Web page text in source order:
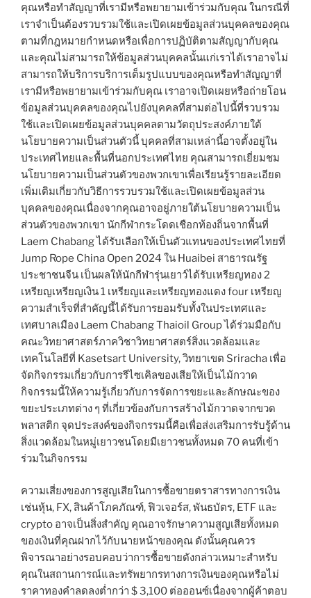
คุณหรือทำสัญญาที่เรามีหรือพยายามเข้าร่วมกับคุณ ในกรณีที่
เราจำเป็นต้องรวบรวมใช้และเปิดเผยข้อมูลส่วนบุคคลของคุณ
ตามที่กฎหมายกำหนดหรือเพื่อการปฏิบัติตามสัญญากับคุณ
และคุณไม่สามารถให้ข้อมูลส่วนบุคคลนั้นแก่เราได้เราอาจไม่
สามารถให้บริการบริการเต็มรูปแบบของคุณหรือทำสัญญาที่
เรามีหรือพยายามเข้าร่วมกับคุณ เราอาจเปิดเผยหรือถ่ายโอน
ข้อมูลส่วนบุคคลของคุณไปยังบุคคลที่สามต่อไปนี้ที่รวบรวม
ใช้และเปิดเผยข้อมูลส่วนบุคคลตามวัตถุประสงค์ภายใต้
นโยบายความเป็นส่วนตัวนี้ บุคคลที่สามเหล่านี้อาจตั้งอยู่ใน
ประเทศไทยและพื้นที่นอกประเทศไทย คุณสามารถเยี่ยมชม
นโยบายความเป็นส่วนตัวของพวกเขาเพื่อเรียนรู้รายละเอียด
เพิ่มเติมเกี่ยวกับวิธีการรวบรวมใช้และเปิดเผยข้อมูลส่วน
บุคคลของคุณเนื่องจากคุณอาจอยู่ภายใต้นโยบายความเป็น
ส่วนตัวของพวกเขา นักกีฬากระโดดเชือกท้องถิ่นจากพื้นที่
Laem Chabang ได้รับเลือกให้เป็นตัวแทนของประเทศไทยที่
Jump Rope China Open 2024 ใน Huaibei สาธารณรัฐ
ประชาชนจีน เป็นผลให้นักกีฬารุ่นเยาว์ได้รับเหรียญทอง 2
เหรียญเหรียญเงิน 1 เหรียญและเหรียญทองแดง four เหรียญ
ความสำเร็จที่สำคัญนี้ได้รับการยอมรับทั้งในประเทศและ
เทศบาลเมือง Laem Chabang Thaioil Group ได้ร่วมมือกับ
คณะวิทยาศาสตร์ภาควิชาวิทยาศาสตร์สิ่งแวดล้อมและ
เทคโนโลยีที่ Kasetsart University, วิทยาเขต Sriracha เพื่อ
จัดกิจกรรมเกี่ยวกับการรีไซเคิลของเสียให้เป็นไม้กวาด
กิจกรรมนี้ให้ความรู้เกี่ยวกับการจัดการขยะและลักษณะของ
ขยะประเภทต่าง ๆ ที่เกี่ยวข้องกับการสร้างไม้กวาดจากขวด
พลาสติก จุดประสงค์ของกิจกรรมนี้คือเพื่อส่งเสริมการรับรู้ด้าน
สิ่งแวดล้อมในหมู่เยาวชนโดยมีเยาวชนทั้งหมด 70 คนที่เข้า
ร่วมในกิจกรรม
ความเสี่ยงของการสูญเสียในการซื้อขายตราสารทางการเงิน
เช่นหุ้น, FX, สินค้าโภคภัณฑ์, ฟิวเจอร์ส, พันธบัตร, ETF และ
crypto อาจเป็นสิ่งสำคัญ คุณอาจรักษาความสูญเสียทั้งหมด
ของเงินที่คุณฝากไว้กับนายหน้าของคุณ ดังนั้นคุณควร
พิจารณาอย่างรอบคอบว่าการซื้อขายดังกล่าวเหมาะสำหรับ
คุณในสถานการณ์และทรัพยากรทางการเงินของคุณหรือไม่
ราคาทองคำลดลงต่ำกว่า $ 3,100 ต่อออนซ์เนื่องจากผู้ค้าตอบ